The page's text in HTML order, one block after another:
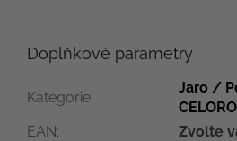
Doplňkové parametry
Kategorie:
Jaro /
EAN: Zvolte